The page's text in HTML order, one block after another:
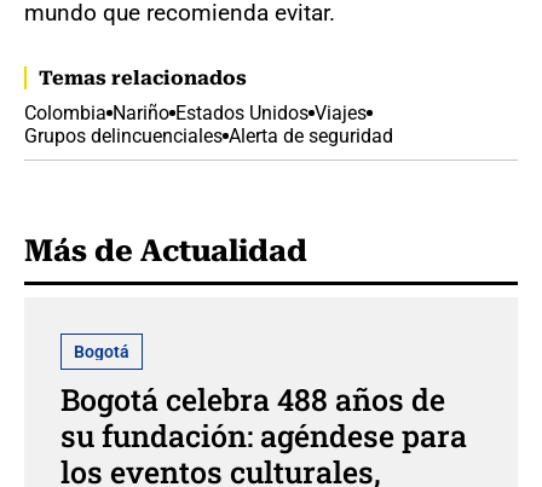
mundo que recomienda evitar.
Temas relacionados
Colombia Nariño Estados Unidos Viajes
Grupos delincuenciales Alerta de seguridad
Más de Actualidad
Bogotá
Bogotá celebra 488 años de
su fundación: agéndese para
los eventos culturales,